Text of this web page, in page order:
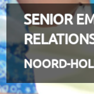
SENIOR
NOORD-